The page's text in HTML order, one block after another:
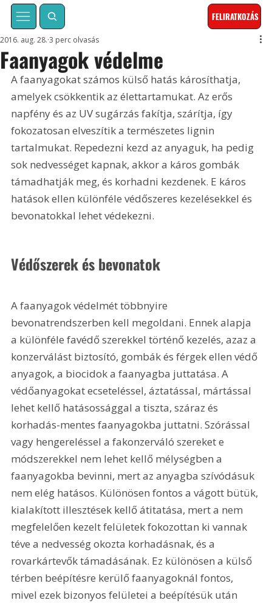
FELIRATKOZÁS
Faanyagok védelme
2016. aug. 28. 3 perc olvasás
A faanyagokat számos külső hatás károsíthatja,
amelyek csökkentik az élettartamukat. Az erős
napfény és az UV sugárzás fakítja, szárítja, így
fokozatosan elveszítik a természetes lignin
tartalmukat. Repedezni kezd az anyaguk, ha pedig
sok nedvességet kapnak, akkor a káros gombák
támadhatják meg, és korhadni kezdenek. E káros
hatások ellen különféle védőszeres kezelésekkel és
bevonatokkal lehet védekezni.
Védőszerek és bevonatok
A faanyagok védelmét többnyire
bevonatrendszerben kell megoldani. Ennek alapja
a különféle favédő szerekkel történő kezelés, azaz a
konzerválást biztosító, gombák és férgek ellen védő
anyagok, a biocidok a faanyagba juttatása. A
védőanyagokat ecseteléssel, áztatással, mártással
lehet kellő hatásossággal a tiszta, száraz és
korhadás-mentes faanyagokba juttatni. Szórással
vagy hengereléssel a fakonzerváló szereket e
módszerekkel nem lehet kellő mélységben a
faanyagokba bevinni, mert az anyagba szívódásuk
nem elég hatásos. Különösen fontos a vágott bütük,
kialakított illesztések kellő átitatása, mert a nem
megfelelően kezelt felületek fokozottan ki vannak
téve a nedvesség okozta korhadásnak, és a
rovarkártevők támadásának. Ez különösen a külső
térben beépítésre kerülő faanyagoknál fontos,
mivel ezek bizonyos felületei a beépítésük után